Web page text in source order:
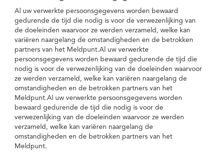
Al uw verwerkte persoonsgegevens worden bewaard
gedurende de tijd die nodig is voor de verwezenlijking van
de doeleinden waarvoor ze werden verzameld, welke kan
variëren naargelang de omstandigheden en de betrokken
partners van het Meldpunt.Al uw verwerkte
persoonsgegevens worden bewaard gedurende de tijd die
nodig is voor de verwezenlijking van de doeleinden waarvoor
ze werden verzameld, welke kan variëren naargelang de
omstandigheden en de betrokken partners van het
Meldpunt.Al uw verwerkte persoonsgegevens worden
bewaard gedurende de tijd die nodig is voor de
verwezenlijking van de doeleinden waarvoor ze werden
verzameld, welke kan variëren naargelang de
omstandigheden en de betrokken partners van het
Meldpunt.